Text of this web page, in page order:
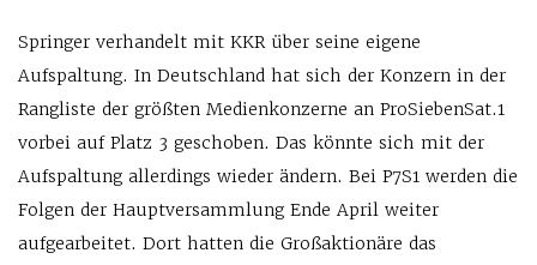
Springer verhandelt mit KKR über seine eigene
Aufspaltung. In Deutschland hat sich der Konzern in der
Rangliste der größten Medienkonzerne an ProSiebenSat.1
vorbei auf Platz 3 geschoben. Das könnte sich mit der
Aufspaltung allerdings wieder ändern. Bei P7S1 werden die
Folgen der Hauptversammlung Ende April weiter
aufgearbeitet. Dort hatten die Großaktionäre das